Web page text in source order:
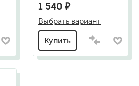
1 540 ₽
Выбрать вариант
Купить